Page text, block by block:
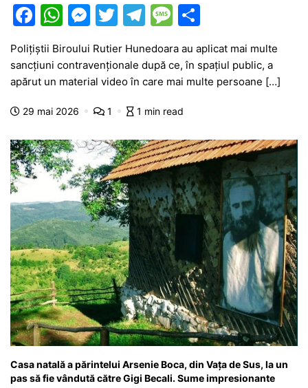
F
c
e
b
o
o
k
W
at
s
A
p
p
M
s
s
e
n
g
er
T
itt
er
T
e
gr
a
M
s
s
a
g
e
ta
je
ă
Polițiștii Biroului Rutier Hunedoara au aplicat mai multe
sancțiuni contravenționale după ce, în spațiul public, a
apărut un material video în care mai multe persoane […]
29 mai 2026 1 1 min read
Casa natală a părintelui Arsenie Boca, din Vața de Sus, la un
pas să fie vândută către Gigi Becali. Sume impresionante